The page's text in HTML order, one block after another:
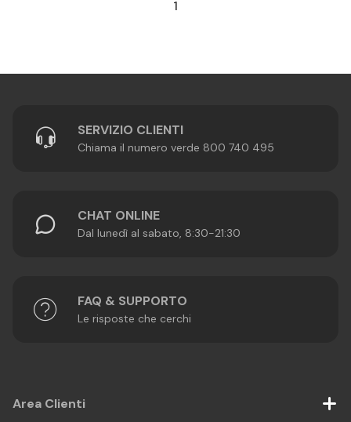
1
SERVIZIO CLIENTI
Chiama il numero verde 800 740 495
CHAT ONLINE
Dal lunedì al sabato, 8:30-21:30
FAQ & SUPPORTO
Le risposte che cerchi
Area Clienti